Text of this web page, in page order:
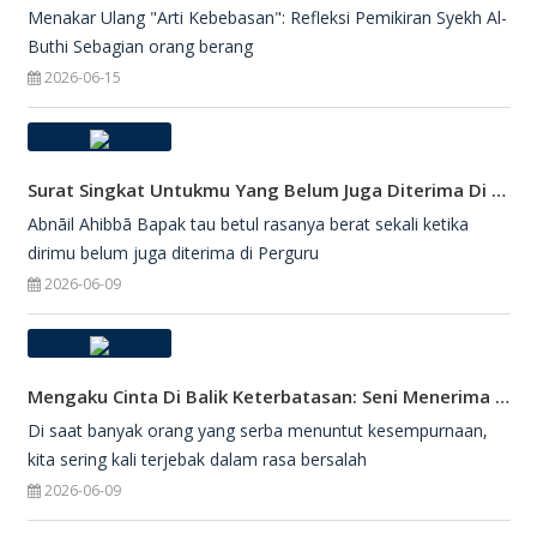
Menakar Ulang "Arti Kebebasan": Refleksi Pemikiran Syekh Al-
Buthi Sebagian orang berang
2026-06-15
Surat Singkat Untukmu Yang Belum Juga Diterima Di Perguruan Tinggi
Abnāil Ahibbā Bapak tau betul rasanya berat sekali ketika
dirimu belum juga diterima di Perguru
2026-06-09
Mengaku Cinta Di Balik Keterbatasan: Seni Menerima Diri Di Hadapan Ilahi
Di saat banyak orang yang serba menuntut kesempurnaan,
kita sering kali terjebak dalam rasa bersalah
2026-06-09